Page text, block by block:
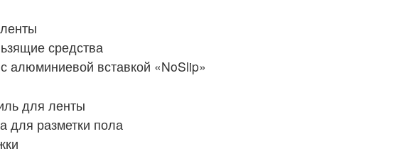
средства
алюминиевой вставкой «NoSlip»
для ленты
для разметки пола